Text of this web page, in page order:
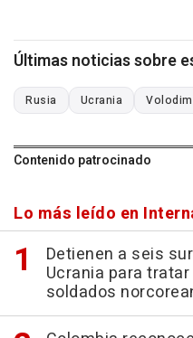
Últimas noticias sobre
Rusia Ucrania
Contenido patrocinado
Lo más leído en
Detienen a seis
Ucrania para
soldados